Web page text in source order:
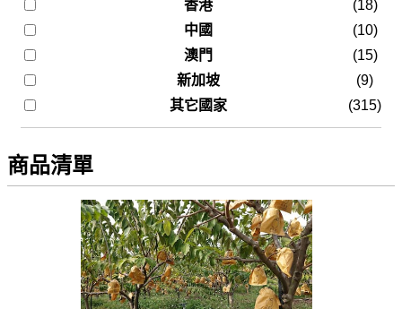
香港
(18)
中國
(10)
澳門
(15)
新加坡
(9)
其它國家
(315)
商品清單